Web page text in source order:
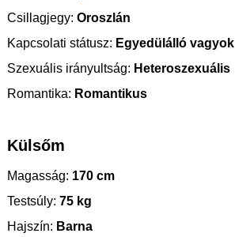
Csillagjegy: Oroszlán
Kapcsolati státusz: Egyedülálló vagyok
Szexuális irányultság: Heteroszexuális
Romantika: Romantikus
Külsőm
Magasság: 170 cm
Testsúly: 75 kg
Hajszín: Barna